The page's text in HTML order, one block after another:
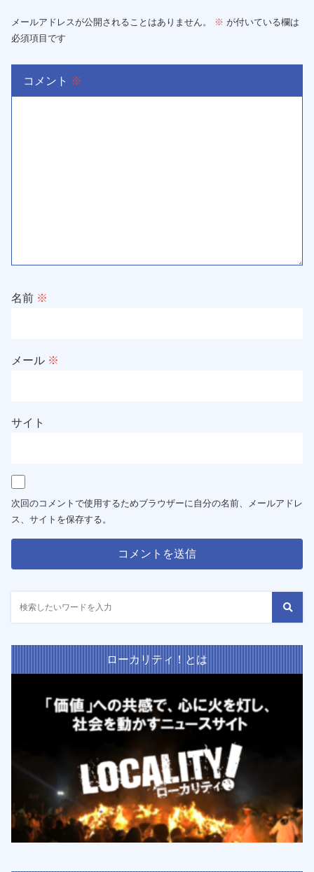
メールアドレスが公開されることはありません。 ※ が付いている欄は
必須項目です
コメント ※
名前 ※
メール ※
サイト
次回のコメントで使用するためブラウザーに自分の名前、メールアドレ
ス、サイトを保存する。
ローカリティ！とは